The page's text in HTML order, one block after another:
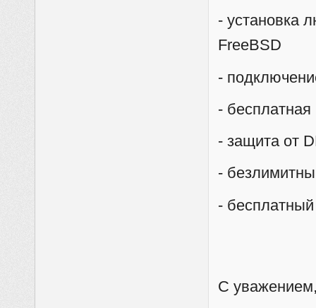
- установка
FreeBSD
-
-
- защита от
-
-
С